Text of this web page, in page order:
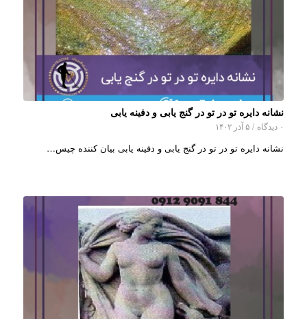
نشانه دایره تو در تو در گنج یابی و دفینه یابی
۰ دیدگاه / ۵ آذر ۱۴۰۲
نشانه دایره تو در تو در گنج یابی و دفینه یابی بیان کننده چیس…